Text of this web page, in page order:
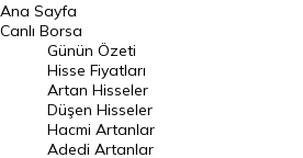
BIST 100 Hisseleri
En Çok Artan Hisseler
En Çok Düşen Hisseler
Hacmi Artanlar
Ana Sayfa
Canlı Borsa
Günün Özeti
Hisse Fiyatları
Artan Hisseler
Düşen Hisseler
Hacmi Artanlar
Adedi Artanlar